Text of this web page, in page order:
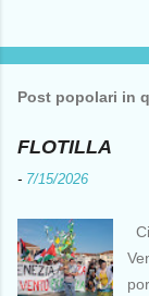
a
n
c
o
e
n
t
o
Post popolari in
FLOTILLA
- 7/15/2026